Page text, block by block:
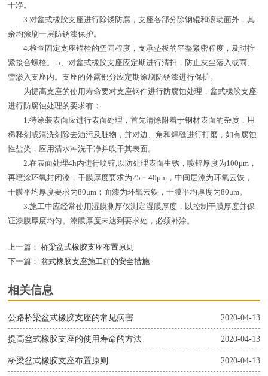
干净。
3.对盆式橡胶支座进行除锈防腐，支座各部分除钢辊和滚动面外，其
余均涂刷一层防锈漆保护。
4.检查固定支座锚栓的坚固程度，支承垫板的平整紧密程度，及时拧
紧接合螺栓。 5、对盆式橡胶支座应定期进行清扫，防止灰尘落入或雨、
雪渗入支座内。支座的外露部分应定期涂刷防锈漆进行保护。
为提高支座的使用寿命要对支座钢件进行防腐蚀处理，盆式橡胶支座
进行防腐蚀处理的要求有：
1.待涂装表面应进行表面处理，首先清除附着于钢材表面的杂质，用
稀释剂或清洗剂除去油污及脏物，并对边、角和焊缝进行打磨，如有腐蚀
性盐类，应用清水冲洗干净并吹干其表面。
2.在表面处理4h内进行喷锌,以防处理表面生锈，喷锌厚度为100μm，
再喷涂环氧封闭漆，干膜厚度要求为25﹣40μm，中间层漆为环氧云铁，
干膜平均厚度要求为80μm；面漆为环氧云铁，干膜平均厚度为80μm。
3.施工中应经常使用湿膜测厚仪测定湿膜厚度，以控制干膜厚度并保
证漆膜厚度均匀。漆膜厚度未达到要求处，必须补涂。
上一篇： 桥梁盆式橡胶支座布置原则
下一篇： 盆式橡胶支座施工前的安全措施
相关信息
2020-04-13
公路桥梁盆式橡胶支座的常见病害
2020-04-13
提高盆式橡胶支座的使用寿命的方法
2020-04-13
桥梁盆式橡胶支座布置原则